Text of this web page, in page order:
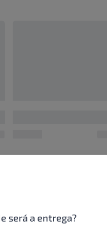
será a entrega?